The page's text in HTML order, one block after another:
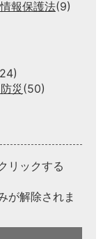
報保護法(9)
災(50)
リックする
が解除されま